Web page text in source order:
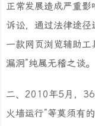
正常发展造成严重
诉讼，通过法律途
一款网页浏览辅助
漏洞”纯属无稽之谈。
二、2010年5月，
火墙运行”等莫须有